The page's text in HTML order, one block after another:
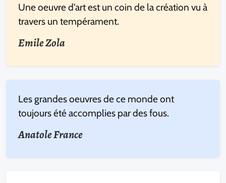
Une oeuvre d'art est un coin de la création vu à
travers un tempérament.
Emile Zola
Les grandes oeuvres de ce monde ont
toujours été accomplies par des fous.
Anatole France